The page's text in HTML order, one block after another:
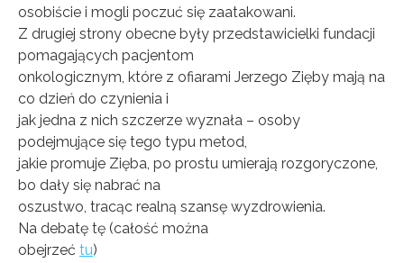
osobiście i mogli poczuć się zaatakowani.
Z drugiej strony obecne były przedstawicielki fundacji
pomagających pacjentom
onkologicznym, które z ofiarami Jerzego Zięby mają na
co dzień do czynienia i
jak jedna z nich szczerze wyznała – osoby
podejmujące się tego typu metod,
jakie promuje Zięba, po prostu umierają rozgoryczone,
bo dały się nabrać na
oszustwo, tracąc realną szansę wyzdrowienia.
Na debatę tę (całość można
obejrzeć tu)